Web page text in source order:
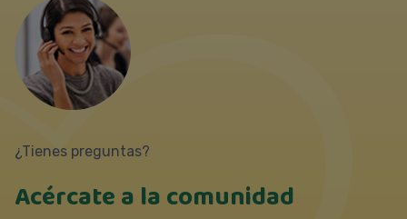
¿Tienes preguntas?
Acércate a la comunidad